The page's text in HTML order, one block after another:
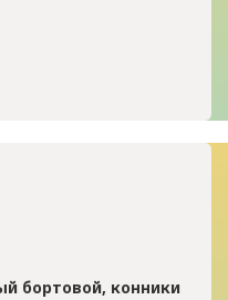
бортовой, конники